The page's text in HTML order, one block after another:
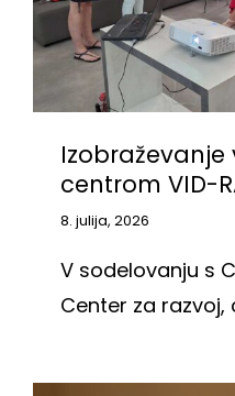
centrom VID-
8. julija, 2026
V sodelovanju s
Center za razvoj,